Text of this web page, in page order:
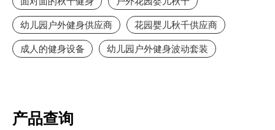
幼儿园户外健身供应商 花园婴儿秋千供应商
成人的健身设备 幼儿园户外健身波动套装
产品查询